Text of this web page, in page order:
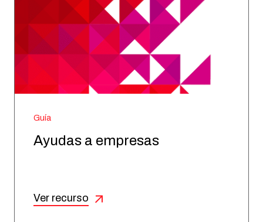
Guía
Ayudas a empresas
Ver recurso